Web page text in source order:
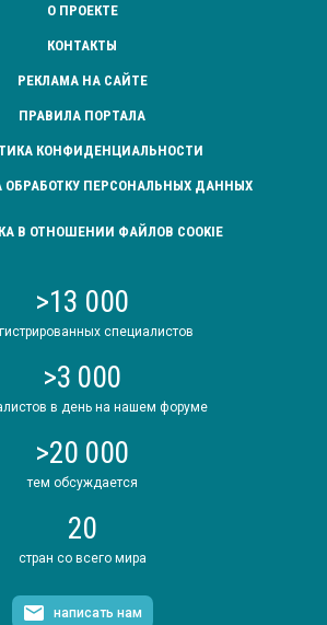
О ПРОЕКТЕ
КОНТАКТЫ
РЕКЛАМА НА САЙТЕ
ПРАВИЛА ПОРТАЛА
КОНФИДЕНЦИАЛЬНОСТИ
ОБРАБОТКУ ПЕРСОНАЛЬНЫХ ДАННЫХ
В ОТНОШЕНИИ ФАЙЛОВ COOKIE
>13 000
специалистов
>3 000
в день на нашем форуме
>20 000
тем обсуждается
20
стран со всего мира
написать нам